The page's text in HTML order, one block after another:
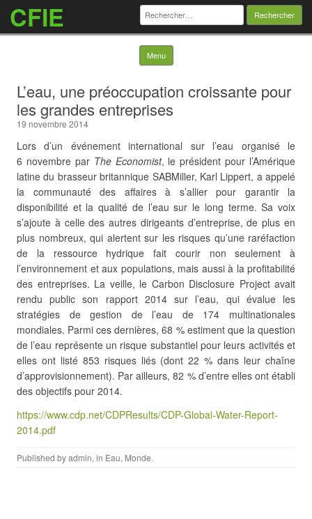
CFIE Rechercher :
Menu Skip to content
L’eau, une préoccupation croissante pour
les grandes entreprises
19 novembre 2014
Lors d’un événement international sur l’eau organisé le
6 novembre par The Economist, le président pour l’Amérique
latine du brasseur britannique SABMiller, Karl Lippert, a appelé
la communauté des affaires à s’allier pour garantir la
disponibilité et la qualité de l’eau sur le long terme. Sa voix
s’ajoute à celle des autres dirigeants d’entreprise, de plus en
plus nombreux, qui alertent sur les risques qu’une raréfaction
de la ressource hydrique fait courir non seulement à
l’environnement et aux populations, mais aussi à la profitabilité
des entreprises. La veille, le Carbon Disclosure Project avait
rendu public son rapport 2014 sur l’eau, quiévalue les
stratégies de gestion de l’eau de 174 multinationales
mondiales. Parmi ces dernières, 68 % estiment que la question
de l’eau représente un risque substantiel pour leurs activités et
elles ont listé 853 risques liés (dont 22 % dans leur chaîne
d’approvisionnement). Par ailleurs, 82 % d’entre elles ont établi
des objectifs pour 2014.
https://www.cdp.net/CDPResults/CDP-Global-Water-Report-
2014.pdf
Published byadmin, in Eau, Monde.